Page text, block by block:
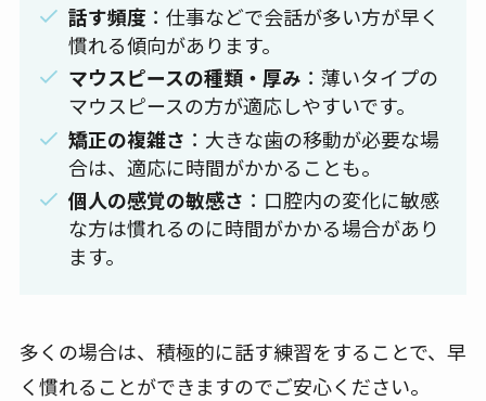
話す頻度 ：仕事などで会話が多い方が早く
慣れる傾向があります。
マウスピースの種類・厚み ：薄いタイプの
マウスピースの方が適応しやすいです。
矯正の複雑さ ：大きな歯の移動が必要な場
合は、適応に時間がかかることも。
個人の感覚の敏感さ ：口腔内の変化に敏感
な方は慣れるのに時間がかかる場合があり
ます。
多くの場合は、積極的に話す練習をすることで、早
く慣れることができますのでご安心ください。